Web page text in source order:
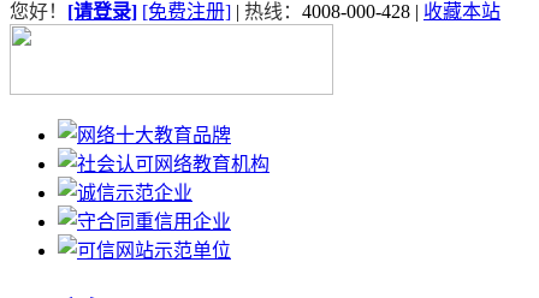
您好！ [请登录] [免费注册] | 热线： 4008-000-428 | 收藏本站